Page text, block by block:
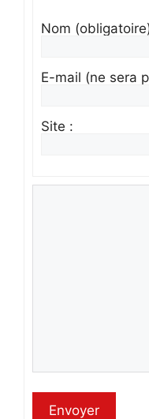
Nom
E-mail (ne sera
Site :
Envoyer